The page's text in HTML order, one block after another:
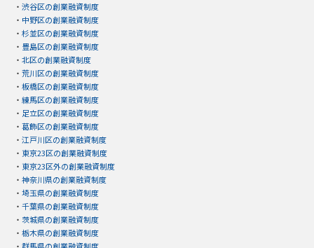
・ 渋谷区の創業融資制度
・ 中野区の創業融資制度
・ 杉並区の創業融資制度
・ 豊島区の創業融資制度
・ 北区の創業融資制度
・ 荒川区の創業融資制度
・ 板橋区の創業融資制度
・ 練馬区の創業融資制度
・ 足立区の創業融資制度
・ 葛飾区の創業融資制度
・ 江戸川区の創業融資制度
・ 東京23区の創業融資制度
・ 東京23区外の創業融資制度
・ 神奈川県の創業融資制度
・ 埼玉県の創業融資制度
・ 千葉県の創業融資制度
・ 茨城県の創業融資制度
・ 栃木県の創業融資制度